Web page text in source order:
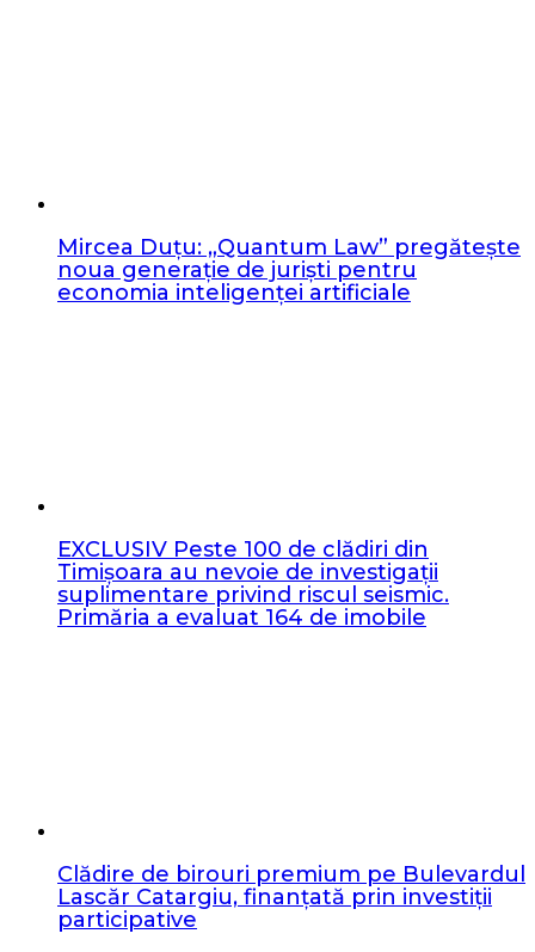
Mircea Duțu: „Quantum Law” pregătește
noua generație de juriști pentru
economia inteligenței artificiale
EXCLUSIV Peste 100 de clădiri din
Timișoara au nevoie de investigații
suplimentare privind riscul seismic.
Primăria a evaluat 164 de imobile
Clădire de birouri premium pe Bulevardul
Lascăr Catargiu, finanțată prin investiții
participative